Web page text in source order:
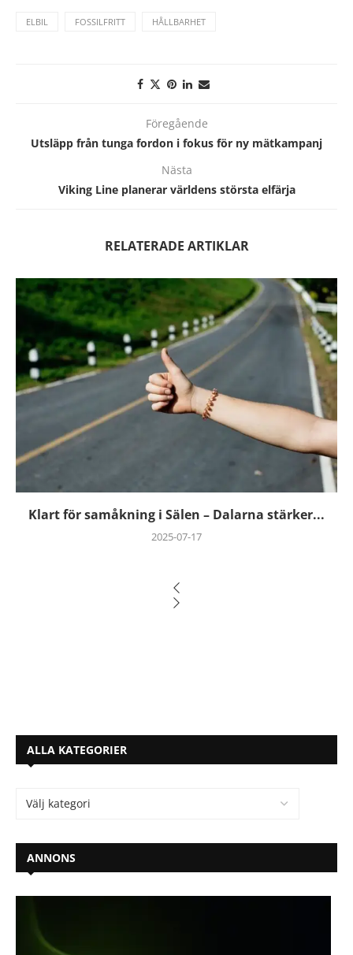
ELBIL FOSSILFRITT HÅLLBARHET
Föregående
Utsläpp från tunga fordon i fokus för ny mätkampanj
Nästa
Viking Line planerar världens största elfärja
RELATERADE ARTIKLAR
Klart för samåkning i Sälen – Dalarna stärker...
2025-07-17
ALLA KATEGORIER
ANNONS